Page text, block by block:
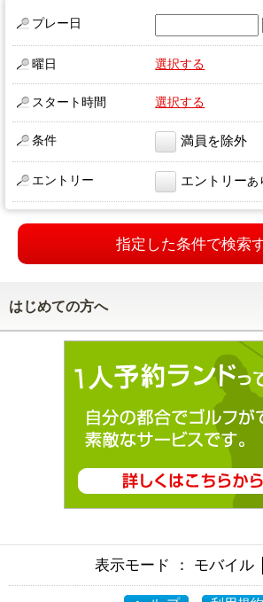
プレー日
曜日 選択する
スタート時間 選択する
条件 満員を除外
エントリー エントリーあ
指定した条件で検索
はじめての方へ
表示モード ： モバイル │